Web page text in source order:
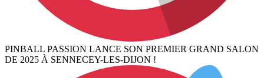
PINBALL PASSION LANCE SON PREMIER GRAND SALON
DE 2025 À SENNECEY-LES-DIJON !